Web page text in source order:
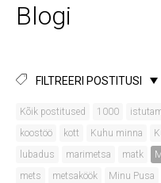
Blogi
FILTREERI POSTITUSI
Kõik postitused 1000
koostöö
kott Kuhu minna
lubadus
marimetsa matk
mets
metsaköök Minu Pusa